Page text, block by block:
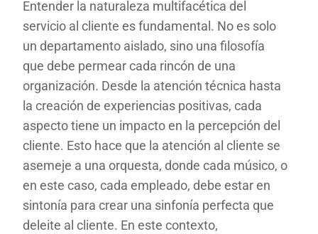
Entender la naturaleza multifacética del
servicio al cliente es fundamental. No es solo
un departamento aislado, sino una filosofía
que debe permear cada rincón de una
organización. Desde la atención técnica hasta
la creación de experiencias positivas, cada
aspecto tiene un impacto en la percepción del
cliente. Esto hace que la atención al cliente se
asemeje a una orquesta, donde cada músico, o
en este caso, cada empleado, debe estar en
sintonía para crear una sinfonía perfecta que
deleite al cliente. En este contexto,